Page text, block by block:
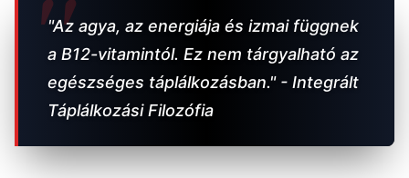
"Az agya, az energiája és izmai függnek
a B12-vitamintól. Ez nem tárgyalható az
egészséges táplálkozásban." - Integrált
Táplálkozási Filozófia